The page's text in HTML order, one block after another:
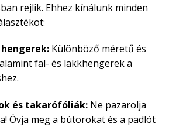
rejlik. Ehhez kínálunk minden
Különböző méretű és
fal- és lakkhengerek a
és takarófóliák: Ne pazarolja
Óvja meg a bútorokat és a padlót